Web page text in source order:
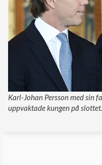
Karl-Johan Persson med sin
uppvaktade kungen på